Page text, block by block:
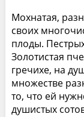
Мохнатая,
своих
плоды.
Золотистая
гречихе, на
множестве
то, что ей
душистых